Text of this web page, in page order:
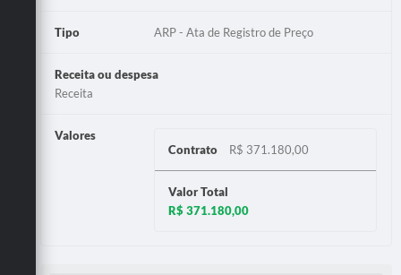
Tipo ARP - Ata de Registro de Preço
Receita ou despesa
Receita
Valores
Contrato
R$ 371.180,00
Valor Total
R$ 371.180,00